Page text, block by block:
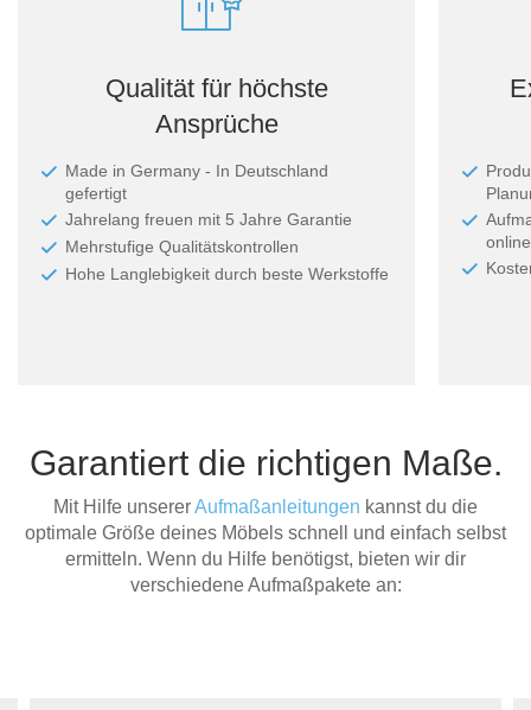
Qualität für höchste
Ansprüche
Made in Germany - In Deutschland
gefertigt
Jahrelang freuen mit 5 Jahre Garantie
Mehrstufige Qualitätskontrollen
Hohe Langlebigkeit durch beste Werkstoffe
Garantiert die richtigen Maße.
Mit Hilfe unsererAufmaßanleitungen kannst du die
optimale Größe deines Möbels schnell und einfach selbst
ermitteln. Wenn du Hilfe benötigst, bieten wir dir
verschiedene Aufmaßpakete an: